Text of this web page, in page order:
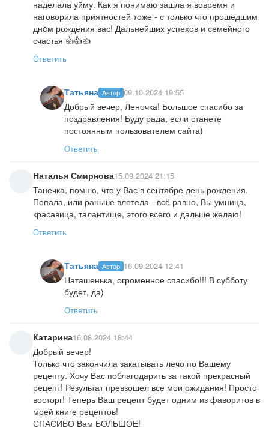
наделала уйму. Как я понимаю зашла я вовремя и
наговорила приятностей тоже - с только что прошедшим
днëм рождения вас! Дальнейших успехов и семейного
счастья 👍👍👍
Ответить
Татьяна Автор 09.10.2024 19:55
Добрый вечер, Леночка! Большое спасибо за
поздравления! Буду рада, если станете
постоянным пользователем сайта)
Ответить
Наталья Смирнова15.09.2024 21:15
Танечка, помню, что у Вас в сентябре день рождения.
Попала, или раньше влетела - всё равно, Вы умница,
красавица, талантище, этого всего и дальше желаю!
Ответить
Татьяна Автор 16.09.2024 12:41
Наташенька, огроменное спасибо!!! В субботу
будет, да)
Ответить
Катарина16.08.2024 18:44
Добрый вечер!
Только что закончила закатывать лечо по Вашему
рецепту. Хочу Вас поблагодарить за такой прекрасный
рецепт! Результат превзошел все мои ожидания! Просто
восторг! Теперь Ваш рецепт будет одним из фаворитов в
моей книге рецептов!
СПАСИБО Вам БОЛЬШОЕ!